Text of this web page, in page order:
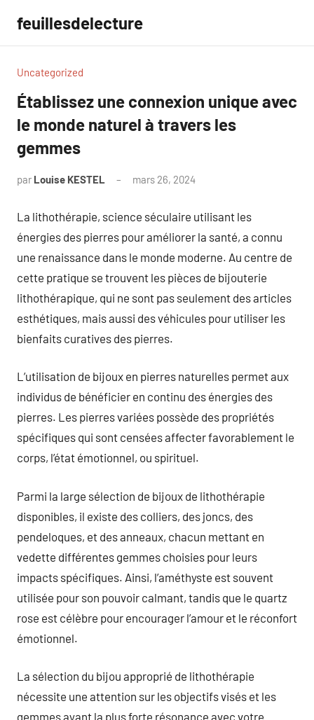
contenu
feuillesdelecture
Uncategorized
Établissez une connexion unique avec
le monde naturel à travers les
gemmes
par Louise KESTEL mars 26, 2024
La lithothérapie, science séculaire utilisant les
énergies des pierres pour améliorer la santé, a connu
une renaissance dans le monde moderne. Au centre de
cette pratique se trouvent les pièces de bijouterie
lithothérapique, qui ne sont pas seulement des articles
esthétiques, mais aussi des véhicules pour utiliser les
bienfaits curatives des pierres.
L’utilisation de bijoux en pierres naturelles permet aux
individus de bénéficier en continu des énergies des
pierres. Les pierres variées possède des propriétés
spécifiques qui sont censées affecter favorablement le
corps, l’état émotionnel, ou spirituel.
Parmi la large sélection de bijoux de lithothérapie
disponibles, il existe des colliers, des joncs, des
pendeloques, et des anneaux, chacun mettant en
vedette différentes gemmes choisies pour leurs
impacts spécifiques. Ainsi, l’améthyste est souvent
utilisée pour son pouvoir calmant, tandis que le quartz
rose est célèbre pour encourager l’amour et le réconfort
émotionnel.
La sélection du bijou approprié de lithothérapie
nécessite une attention sur les objectifs visés et les
gemmes ayant la plus forte résonance avec votre